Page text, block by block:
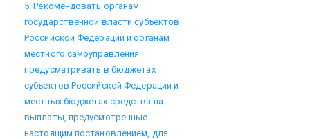
5. Рекомендовать органам
государственной власти субъектов
Российской Федерации и органам
местного самоуправления
предусматривать в бюджетах
субъектов Российской Федерации и
местных бюджетах средства на
выплаты, предусмотренные
настоящим постановлением, для